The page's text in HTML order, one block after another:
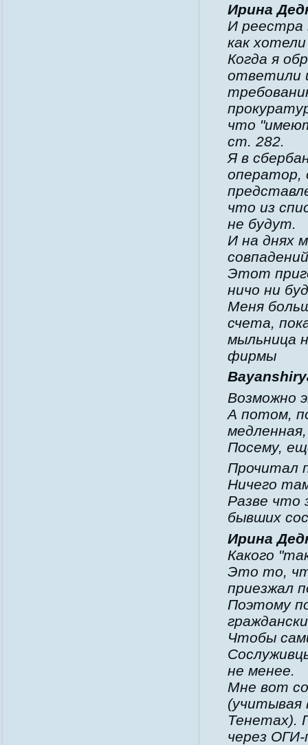
Ирина
И реестра
как
Когда я
ответили
что
ст. 282.
Я в
оператор,
что из
не будут.
И на днях
Этот
ничо ни
Меня
счета,
мыльница
фирмы
Возможно
А потом,
Посему,
Прочитал
Ничего
Разве что
бывших
Ирина
Какого
Это то,
приезжал
Поэтому
Чтобы
не менее.
Мне вот
(учитывая
Тенетах).
через ОГИ-